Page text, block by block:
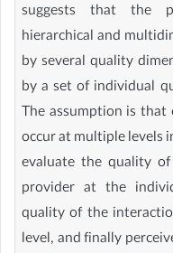
suggests that the
hierarchical and
by several quality
by a set of individual
The assumption is that
occur at multiple levels
evaluate the quality
provider at the
quality of the
level, and finally